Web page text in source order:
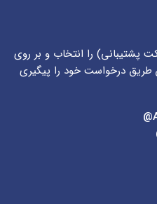
پشتیبانی) را انتخاب و بر روی
طریق درخواست خود را پیگیری